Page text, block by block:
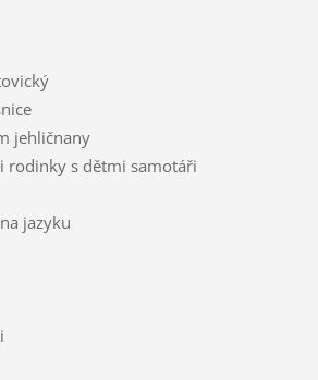
jehličnany
s dětmi samotáři
jazyku